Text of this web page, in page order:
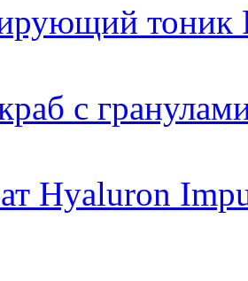
тоник
с
Hyaluron